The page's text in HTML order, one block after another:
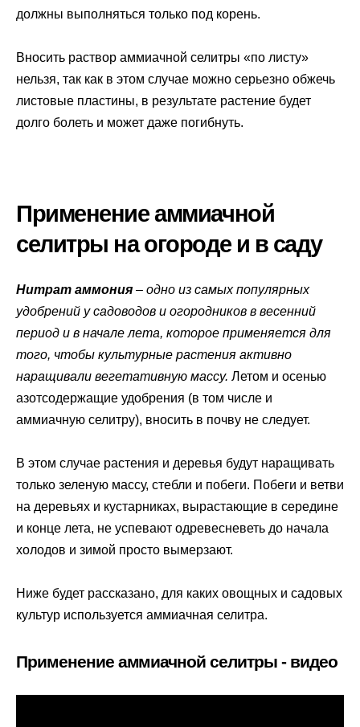
должны выполняться только под корень.
Вносить раствор аммиачной селитры «по листу»
нельзя, так как в этом случае можно серьезно обжечь
листовые пластины, в результате растение будет
долго болеть и может даже погибнуть.
Применение аммиачной
селитры на огороде и в саду
Нитрат аммония – одно из самых популярных
удобрений у садоводов и огородников в весенний
период и в начале лета, которое применяется для
того, чтобы культурные растения активно
наращивали вегетативную массу. Летом и осенью
азотсодержащие удобрения (в том числе и
аммиачную селитру), вносить в почву не следует.
В этом случае растения и деревья будут наращивать
только зеленую массу, стебли и побеги. Побеги и ветви
на деревьях и кустарниках, вырастающие в середине
и конце лета, не успевают одревесневеть до начала
холодов и зимой просто вымерзают.
Ниже будет рассказано, для каких овощных и садовых
культур используется аммиачная селитра.
Применение аммиачной селитры - видео